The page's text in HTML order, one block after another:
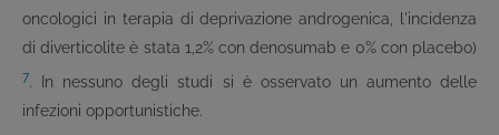
oncologici in terapia di deprivazione androgenica, l'incidenza
di diverticolite è stata 1,2% con denosumab e 0% con placebo)
7. In nessuno degli studi si è osservato un aumento delle
infezioni opportunistiche.